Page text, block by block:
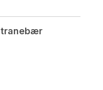
tranebær